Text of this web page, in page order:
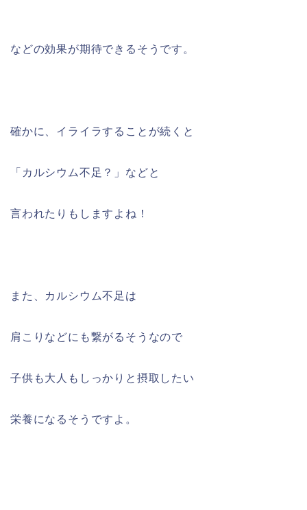
などの効果が期待できるそうです。
確かに、イライラすることが続くと
「カルシウム不足？」などと
言われたりもしますよね！
また、カルシウム不足は
肩こりなどにも繋がるそうなので
子供も大人もしっかりと摂取したい
栄養になるそうですよ。